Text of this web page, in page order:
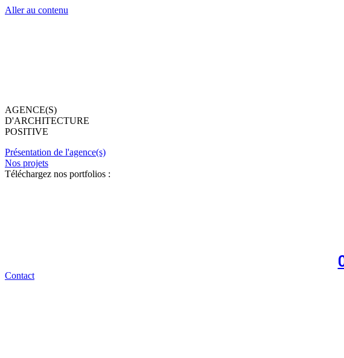
Aller au contenu
AGENCE(S)
D'ARCHITECTURE
POSITIVE
Présentation de l'agence(s)
Nos projets
Téléchargez nos portfolios :
Contact